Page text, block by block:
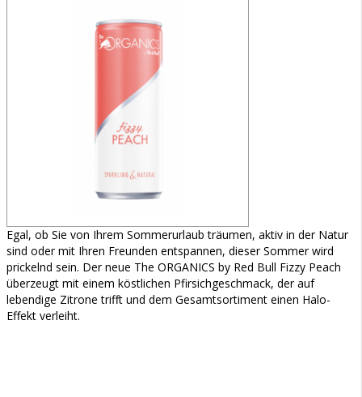
Egal, ob Sie von Ihrem Sommerurlaub träumen, aktiv in der Natur
sind oder mit Ihren Freunden entspannen, dieser Sommer wird
prickelnd sein. Der neue The ORGANICS by Red Bull Fizzy Peach
überzeugt mit einem köstlichen Pfirsichgeschmack, der auf
lebendige Zitrone trifft und dem Gesamtsortiment einen Halo-
Effekt verleiht.